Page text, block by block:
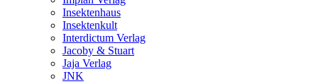
Insektenhaus
Insektenkult
Interdictum Verlag
Jacoby & Stuart
Jaja Verlag
JNK